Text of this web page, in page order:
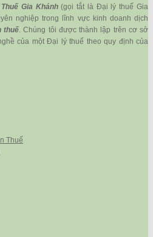
Gia Khánh(gọi tắt là Đại lý thuế Gia
nghiệp trong lĩnh vực kinh doanh dịch
thuế . Chúng tôi được thành lập trên cơ sở
của một Đại lý thuế theo quy định của
Thuế